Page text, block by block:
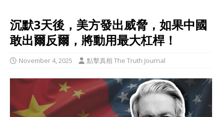
沉默3天後，美方發出威脅，如果中國
敢出爾反爾，將動用最大杠桿！
November 4, 2025 點擊真相 The Truth Journal